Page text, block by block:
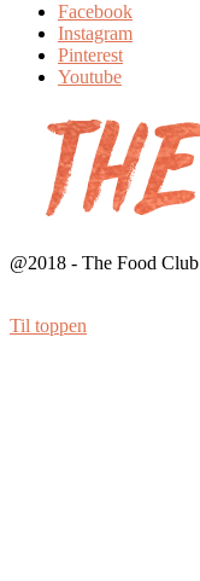
Facebook
Instagram
Pinterest
Youtube
@2018 - The Food Club
Til toppen